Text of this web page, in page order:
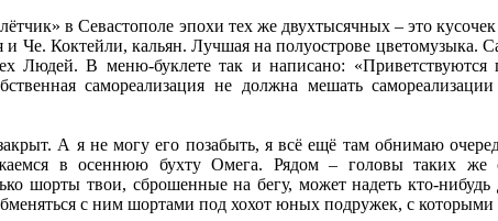
в Севастополе эпохи тех же двухтысячных – это
и Че. Коктейли, кальян. Лучшая на полуострове цветомузыка.
Людей. В меню-буклете так и написано: «Приветствуются
самореализация не должна мешать
А я не могу его позабыть, я всё ещё там обнимаю
в осеннюю бухту Омега. Рядом – головы таких же
шорты твои, сброшенные на бегу, может надеть кто-
с ним шортами под хохот юных подружек, с которыми